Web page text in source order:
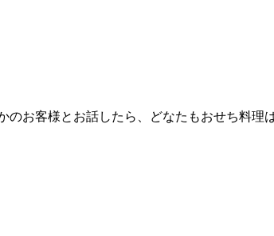
お客様とお話したら、どなたもおせち料